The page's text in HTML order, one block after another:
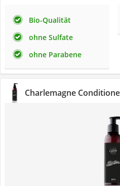
Bio-Qualität
ohne Sulfate
ohne Parabene
Charlemagne